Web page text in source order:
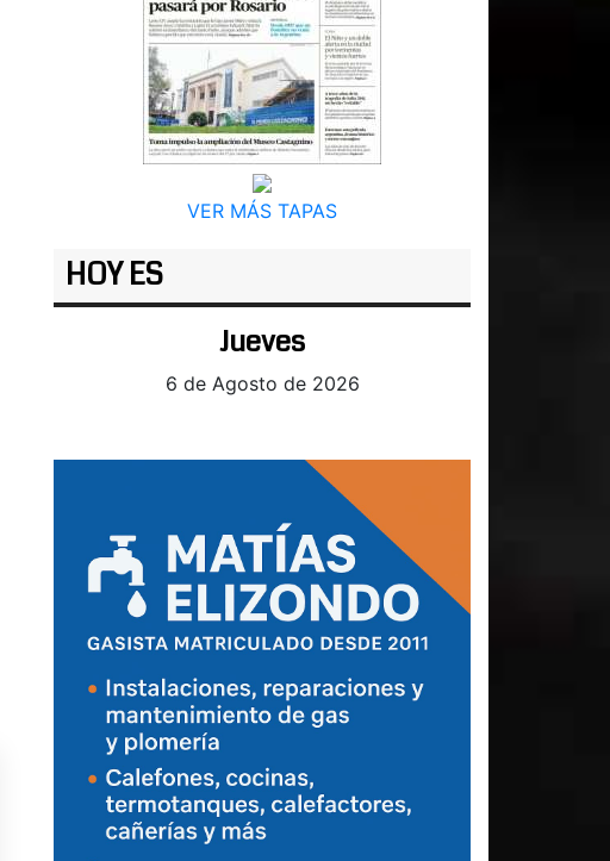
VER MÁS TAPAS
HOY ES
Jueves
6 de Agosto de 2026